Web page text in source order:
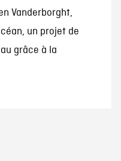
Vanderborght,
un projet de
grâce à la